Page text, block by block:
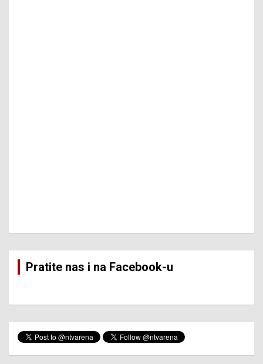
Pratite nas i na Facebook-u